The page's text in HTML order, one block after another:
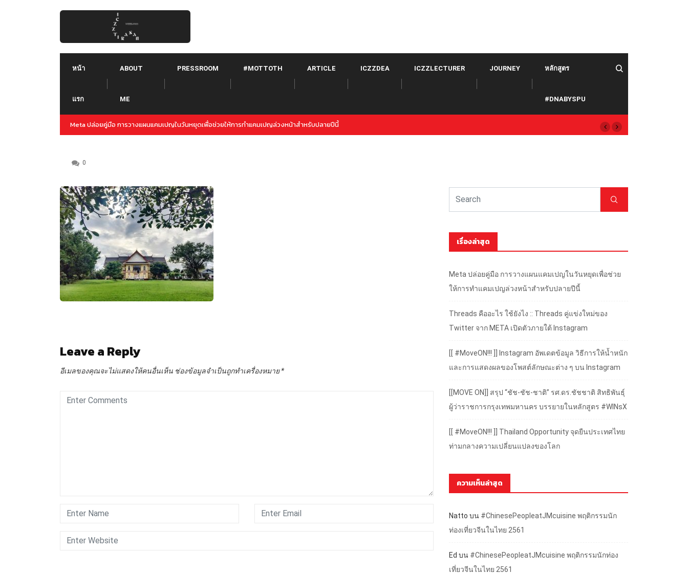
หน้า
แรก
ABOUT
ME
PRESSROOM #MOTTOTH ARTICLE ICZZDEA ICZZLECTURER JOURNEY หลักสูตร
#DNABYSPU
ล่วงหน้าสำหรับปลายปีนี้Threads คืออะไร ใช้ยังไง :: Threads คู่แข่งใหม่ของ Twitter จาก META เปิดตัวภายใต้
Instagram
0
Leave a Reply
อีเมลของคุณจะไม่แสดงให้คนอื่นเห็น ช่องข้อมูลจำเป็นถูกทำเครื่องหมาย*
เรื่องล่าสุด
Meta ปล่อยคู่มือ การวางแผนแคมเปญในวันหยุดเพื่อช่วย
ให้การทำแคมเปญล่วงหน้าสำหรับปลายปีนี้
Threads คืออะไร ใช้ยังไง :: Threads คู่แข่งใหม่ของ
Twitter จาก META เปิดตัวภายใต้ Instagram
[[ #MoveON!!! ]] Instagram อัพเดตข้อมูล วิธีการให้น้ำหนัก
และการแสดงผลของโพสต์ลักษณะต่าง ๆ บน Instagram
[[MOVE ON]] สรุป “ชัช-ชัช-ชาติ” รศ.ดร.ชัชชาติ สิทธิพันธุ์
ผู้ว่าราชการกรุงเทพมหานคร บรรยายในหลักสูตร #WINsX
[[ #MoveON!!! ]] Thailand Opportunity จุดยืนประเทศไทย
ท่ามกลางความเปลี่ยนแปลงของโลก
ความเห็นล่าสุด
Natto บน #ChinesePeopleatJMcuisine พฤติกรรมนัก
ท่องเที่ยวจีนในไทย 2561
Ed บน #ChinesePeopleatJMcuisine พฤติกรรมนักท่อง
เที่ยวจีนในไทย 2561